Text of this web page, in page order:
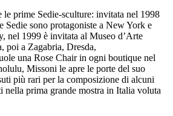
le prime Sedie-sculture: invitata nel 1998
Sedie sono protagoniste a New York e
nel 1999 è invitata al Museo d’Arte
poi a Zagabria, Dresda,
una Rose Chair in ogni boutique nel
Missoni le apre le porte del suo
più rari per la composizione di alcuni
nella prima grande mostra in Italia voluta